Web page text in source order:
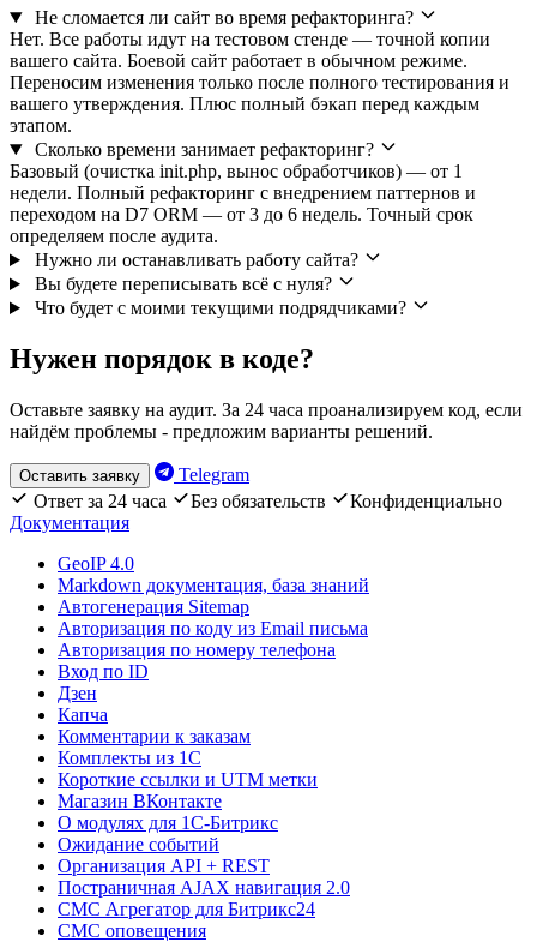
Не сломается ли сайт во время рефакторинга?
Нет. Все работы идут на тестовом стенде — точной копии
вашего сайта. Боевой сайт работает в обычном режиме.
Переносим изменения только после полного тестирования и
вашего утверждения. Плюс полный бэкап перед каждым
этапом.
Сколько времени занимает рефакторинг?
Базовый (очистка init.php, вынос обработчиков) — от 1
недели. Полный рефакторинг с внедрением паттернов и
переходом на D7 ORM — от 3 до 6 недель. Точный срок
определяем после аудита.
Нужно ли останавливать работу сайта?
Вы будете переписывать всё с нуля?
Что будет с моими текущими подрядчиками?
Нужен порядок в коде?
Оставьте заявку на аудит. За 24 часа проанализируем код, если
найдём проблемы - предложим варианты решений.
Оставить заявку
Telegram
Ответ за 24 часа
Без обязательств
Конфиденциально
Документация
GeoIP 4.0
Markdown документация, база знаний
Автогенерация Sitemap
Авторизация по коду из Email письма
Авторизация по номеру телефона
Вход по ID
Дзен
Капча
Комментарии к заказам
Комплекты из 1C
Короткие ссылки и UTM метки
Магазин ВКонтакте
О модулях для 1С-Битрикс
Ожидание событий
Организация API + REST
Постраничная AJAX навигация 2.0
СМС Агрегатор для Битрикс24
СМС оповещения